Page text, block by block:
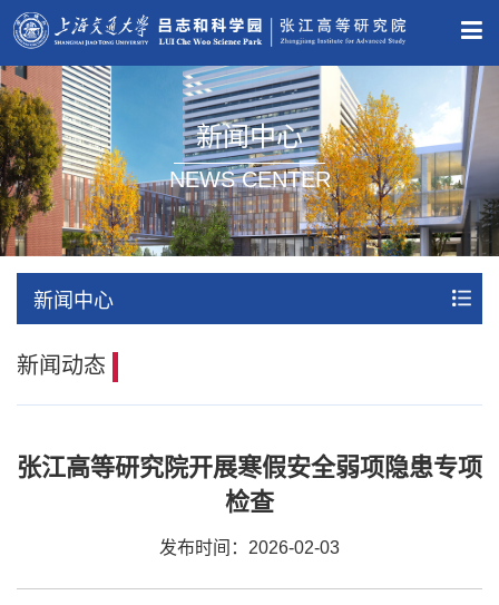
新闻中心
NEWS CENTER
新闻中心
新闻动态
张江高等研究院开展寒假安全弱项隐患专项
检查
发布时间：2026-02-03